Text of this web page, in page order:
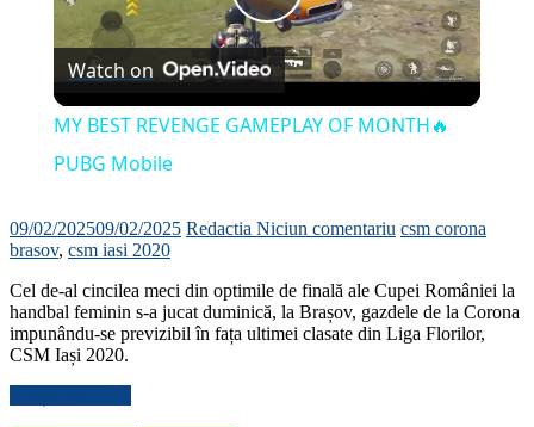
Play
Video
Watch on
MY BEST REVENGE GAMEPLAY OF MONTH🔥
PUBG Mobile
09/02/202509/02/2025 Redactia Niciun comentariu csm corona
brasov, csm iasi 2020
Cel de-al cincilea meci din optimile de finală ale Cupei României la
handbal feminin s-a jucat duminică, la Brașov, gazdele de la Corona
impunându-se previzibil în fața ultimei clasate din Liga Florilor,
CSM Iași 2020.